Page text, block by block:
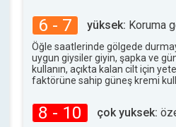
6 - 7 yüksek: Koruma
Öğle saatlerinde gölgede
uygun giysiler giyin, şapka ve
kullanın, açıkta kalan cilt için
faktörüne sahip güneş kremi
8 - 10 çok yuksek: